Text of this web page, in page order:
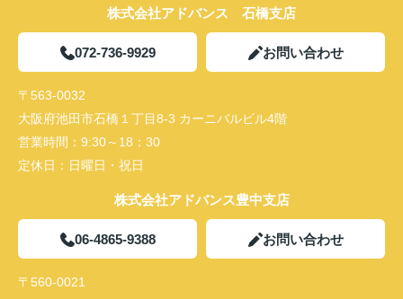
株式会社アドバンス 石橋支店
072-736-9929 お問い合わせ
〒563-0032
大阪府池田市石橋１丁目8-3 カーニバルビル4階
営業時間： 9:30～18：30
定休日： 日曜日・祝日
株式会社アドバンス豊中支店
06-4865-9388 お問い合わせ
〒560-0021